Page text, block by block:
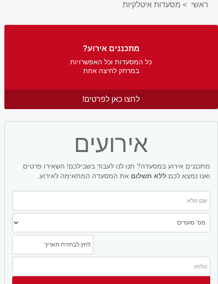
ראשי > מסעדות איטלקיות
מתכננים אירוע?
כל המסעדות וכל האפשרויות
במרחק לחיצה אחת
לחצו כאן לפרטים!
אירועים
מתכננים אירוע במסעדה? תנו לנו לעבוד בשבילכם! השאירו פרטים
ואנו נמצא לכם ללא תשלום את המסעדה המתאימה לאירוע.